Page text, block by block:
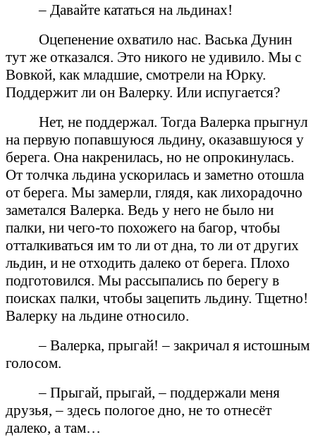
– Давайте кататься на льдинах!
Оцепенение охватило нас. Васька Дунин
тут же отказался. Это никого не удивило. Мы с
Вовкой, как младшие, смотрели на Юрку.
Поддержит ли он Валерку. Или испугается?
Нет, не поддержал. Тогда Валерка прыгнул
на первую попавшуюся льдину, оказавшуюся у
берега. Она накренилась, но не опрокинулась.
От толчка льдина ускорилась и заметно отошла
от берега. Мы замерли, глядя, как лихорадочно
заметался Валерка. Ведь у него не было ни
палки, ни чего-то похожего на багор, чтобы
отталкиваться им то ли от дна, то ли от других
льдин, и не отходить далеко от берега. Плохо
подготовился. Мы рассыпались по берегу в
поисках палки, чтобы зацепить льдину. Тщетно!
Валерку на льдине относило.
– Валерка, прыгай! – закричал я истошным
голосом.
– Прыгай, прыгай, – поддержали меня
друзья, – здесь пологое дно, не то отнесёт
далеко, а там…